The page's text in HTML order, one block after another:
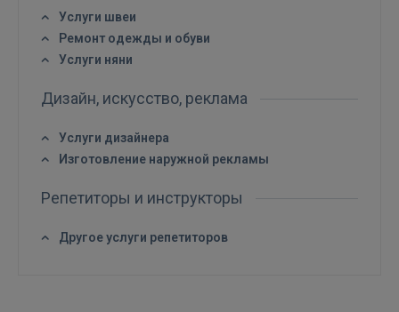
Войти
Услуги швеи
Ремонт одежды и обуви
Услуги няни
Дизайн, искусство, реклама
Услуги дизайнера
Изготовление наружной рекламы
Репетиторы и инструкторы
Другое услуги репетиторов